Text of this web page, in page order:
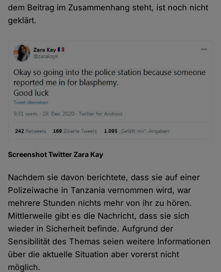
dem Beitrag im Zusammenhang steht, ist noch nicht
geklärt.
Screenshot Twitter Zara Kay
Nachdem sie davon berichtete, dass sie auf einer
Polizeiwache in Tanzania vernommen wird, war
mehrere Stunden nichts mehr von ihr zu hören.
Mittlerweile gibt es die Nachricht, dass sie sich
wieder in Sicherheit befinde. Aufgrund der
Sensibilität des Themas seien weitere Informationen
über die aktuelle Situation aber vorerst nicht
möglich.